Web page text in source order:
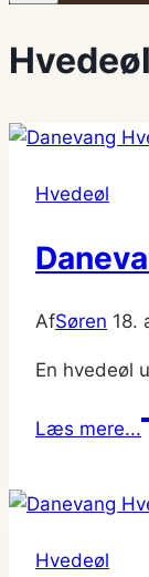
Hvedeøl
Hvedeøl
AfSøren 18.
En hvedeøl
Læs mere...
Hvedeøl